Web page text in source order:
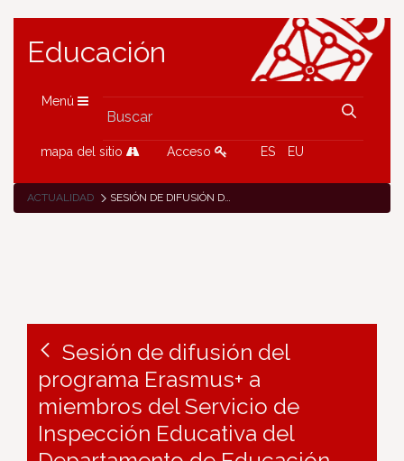
Educación
Menú
mapa del sitio Acceso ES EU
ACTUALIDAD SESIÓN DE DIFUSIÓN DEL PROGRAMA ERASMUS+ A MIEMBROS DEL SERVICIO DE INSPECCIÓN EDUCATIVA DEL DEPARTAMENTO DE EDUCACIÓN
Sesión de difusión del
programa Erasmus+ a
miembros del Servicio de
Inspección Educativa del